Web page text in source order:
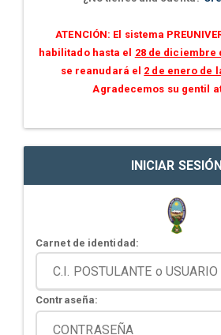
ATENCIÓN: El sistema
habilitado hasta el 28 de diciembre
se reanudará el 2 de enero de
Agradecemos su gentil
INICIAR SESIÓN
Carnet de identidad:
Contraseña: